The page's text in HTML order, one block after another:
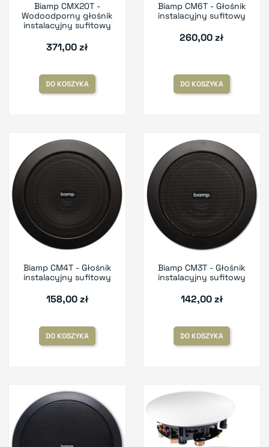
Biamp CMX20T -
Wodoodporny głośnik
instalacyjny sufitowy
371,00 zł
DO KOSZYKA
Biamp CM6T - Głośnik
instalacyjny sufitowy
260,00 zł
DO KOSZYKA
Biamp CM4T - Głośnik
instalacyjny sufitowy
158,00 zł
DO KOSZYKA
Biamp CM3T - Głośnik
instalacyjny sufitowy
142,00 zł
DO KOSZYKA